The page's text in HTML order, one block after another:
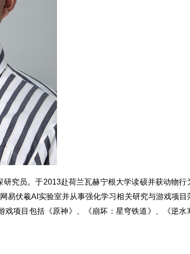
究员。于2013赴荷兰瓦赫宁根大学读硕并获动物行
易伏羲AI实验室并从事强化学习相关研究与游戏项目
项目包括《原神》、《崩坏：星穹铁道》、《逆水